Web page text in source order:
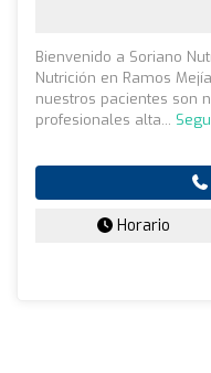
Bienvenido a Soriano
Nutrición en Ramos
nuestros pacientes son
profesionales alta...
Horario